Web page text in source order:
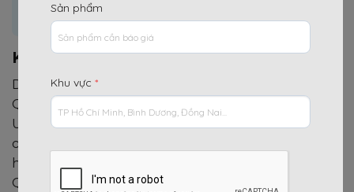
cho dự án KDL sinh thái Quý Hải
KDL sinh thái Quý Hải – Phú Quốc
Do nhu cầu quá cao của thị trường nhà đất tại Phú
Quốc, vừa chào bán xong 6 căn “siêu biệt thự” triệu
USD, nay Công ty Quý Hải Phú Quốc lại xây thêm 11
căn để phục vụ thị trường. Qúy Hải Phú Quốc đã
hợp tác với Công ty Cổ Phần Hạ Tầng U N V Phú
Quốc thực hiện thi công dự án này.
Sản phẩm
Khu vực *